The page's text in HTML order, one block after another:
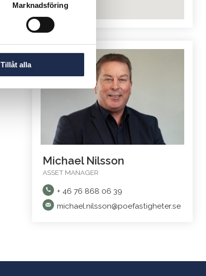
Marknadsföring
Tillåt alla
Michael Nilsson
ASSET MANAGER
+ 46 76 868 06 39
michael.nilsson@poefastigheter.se